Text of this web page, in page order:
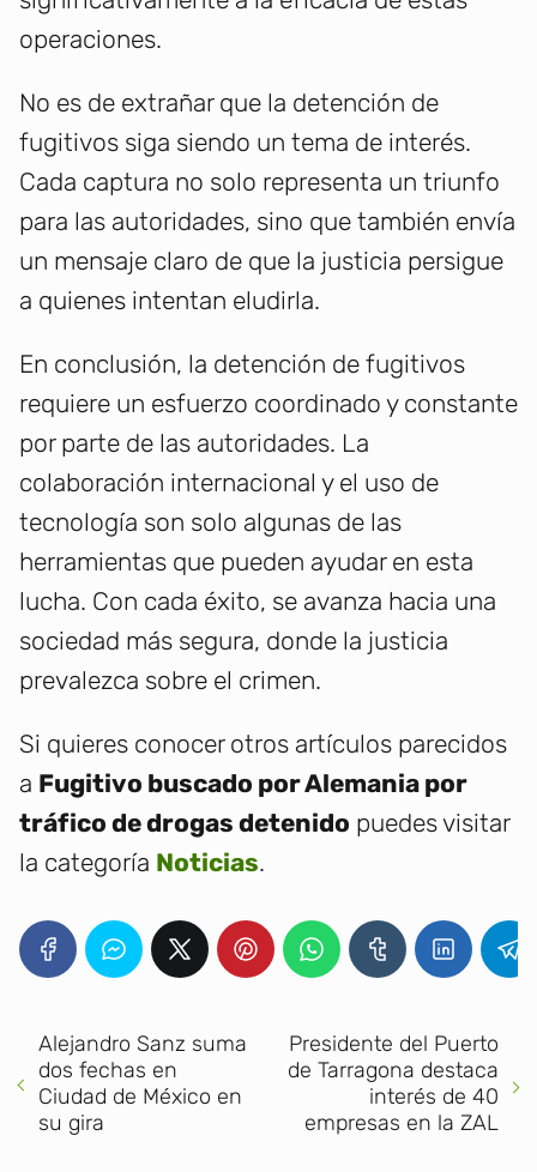
operaciones.
No es de extrañar que la detención de
fugitivos siga siendo un tema de interés.
Cada captura no solo representa un triunfo
para las autoridades, sino que también envía
un mensaje claro de que la justicia persigue
a quienes intentan eludirla.
En conclusión, la detención de fugitivos
requiere un esfuerzo coordinado y constante
por parte de las autoridades. La
colaboración internacional y el uso de
tecnología son solo algunas de las
herramientas que pueden ayudar en esta
lucha. Con cada éxito, se avanza hacia una
sociedad más segura, donde la justicia
prevalezca sobre el crimen.
Si quieres conocer otros artículos parecidos
a Fugitivo buscado por Alemania por
tráfico de drogas detenido puedes visitar
la categoría Noticias.
Alejandro Sanz suma
dos fechas en
Ciudad de México en
su gira
Presidente del Puerto
de Tarragona destaca
interés de 40
empresas en la ZAL